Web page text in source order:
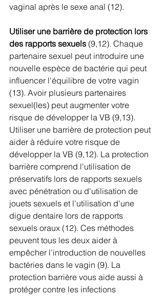
vaginal après le sexe anal (12).
Utiliser une barrière de protection lors
des rapports sexuels (9,12). Chaque
partenaire sexuel peut introduire une
nouvelle espèce de bactérie qui peut
influencer l'équilibre de votre vagin
(13). Avoir plusieurs partenaires
sexuel(les) peut augmenter votre
risque de développer la VB (9,13).
Utiliser une barrière de protection peut
aider à réduire votre risque de
développer la VB (9,12). La protection
barrière comprend l'utilisation de
préservatifs lors de rapports sexuels
avec pénétration ou d'utilisation de
jouets sexuels et l'utilisation d'une
digue dentaire lors de rapports
sexuels oraux (12). Ces méthodes
peuvent tous les deux aider à
empêcher l’introduction de nouvelles
bactéries dans le vagin (9). La
protection barrière vous aide aussi à
protéger contre les infections